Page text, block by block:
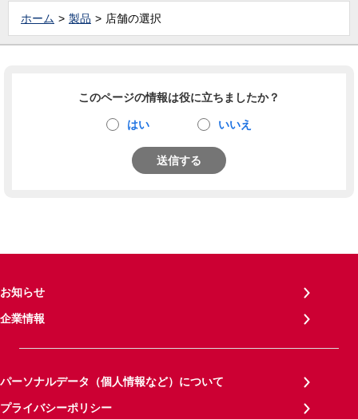
ホーム 製品 店舗の選択
このページの情報は役に立ちましたか？
はい いいえ
送信する
お知らせ
企業情報
パーソナルデータ（個人情報など）について
プライバシーポリシー